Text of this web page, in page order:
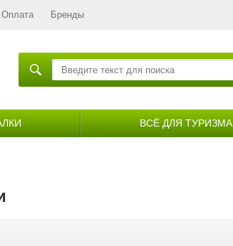
Оплата Бренды
ВСЁ ДЛЯ ТУРИЗМА